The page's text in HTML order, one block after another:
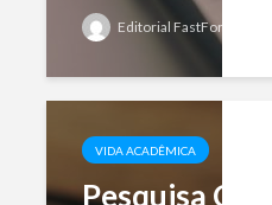
Editorial FastFormat
VIDA ACADÊMICA
Pesquisa